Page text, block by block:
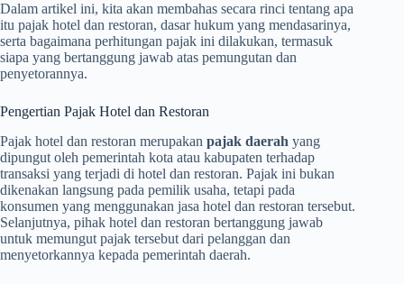
Dalam artikel ini, kita akan membahas secara rinci tentang apa
itu pajak hotel dan restoran, dasar hukum yang mendasarinya,
serta bagaimana perhitungan pajak ini dilakukan, termasuk
siapa yang bertanggung jawab atas pemungutan dan
penyetorannya.
Pengertian Pajak Hotel dan Restoran
Pajak hotel dan restoran merupakan pajak daerah yang
dipungut oleh pemerintah kota atau kabupaten terhadap
transaksi yang terjadi di hotel dan restoran. Pajak ini bukan
dikenakan langsung pada pemilik usaha, tetapi pada
konsumen yang menggunakan jasa hotel dan restoran tersebut.
Selanjutnya, pihak hotel dan restoran bertanggung jawab
untuk memungut pajak tersebut dari pelanggan dan
menyetorkannya kepada pemerintah daerah.